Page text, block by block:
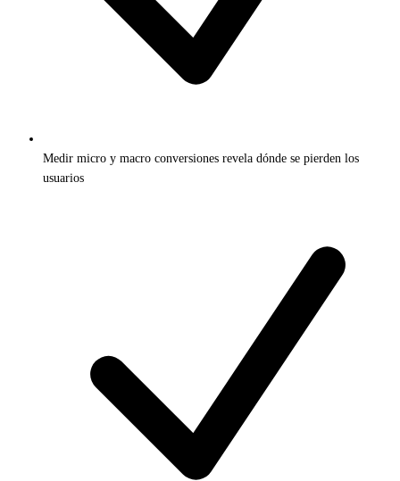
Medir micro y macro conversiones revela dónde se pierden los
usuarios